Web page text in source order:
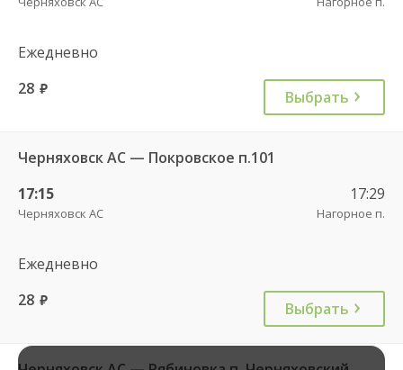
Ежедневно
28 руб. Выбрать
Черняховск АС — Покровское п.101
17:15
Черняховск АС
17:29
Нагорное п.
Ежедневно
28 руб. Выбрать